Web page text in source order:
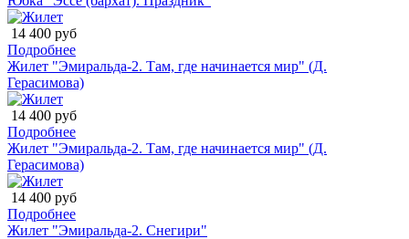
14 400 руб
Подробнее
Жилет "Эмиральда-2. Там, где начинается мир" (Д.
Герасимова)
14 400 руб
Подробнее
Жилет "Эмиральда-2. Там, где начинается мир" (Д.
Герасимова)
14 400 руб
Подробнее
Жилет "Эмиральда-2. Снегири"